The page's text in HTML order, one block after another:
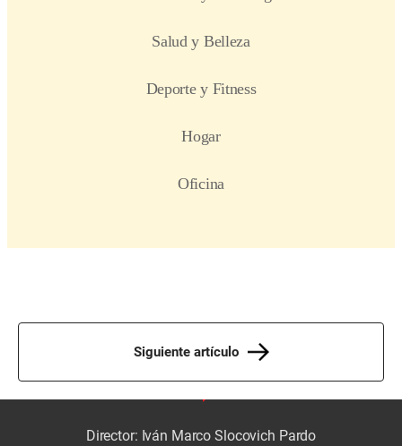
Siguiente artículo
Director: Iván Marco Slocovich Pardo